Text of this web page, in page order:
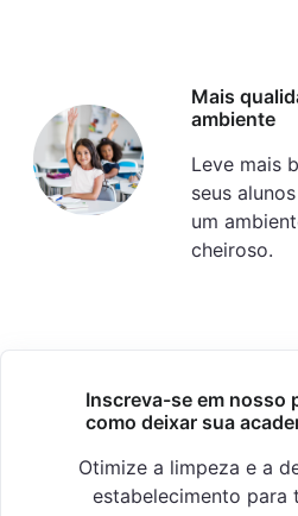
Mais
ambiente
Leve mais
seus
um
cheiroso.
Inscreva-se em nosso
como deixar sua
Otimize a limpeza e a
estabelecimento para